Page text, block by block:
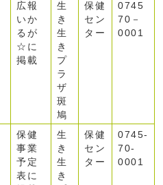
広報
いか
るが
☆に
掲載
生
き
生
き
プ
ラ
ザ
斑
鳩
保健
セン
ター
0745
70－
0001
保健
事業
予定
表に
生
き
生
き
保健
セン
ター
0745-
70-
0001